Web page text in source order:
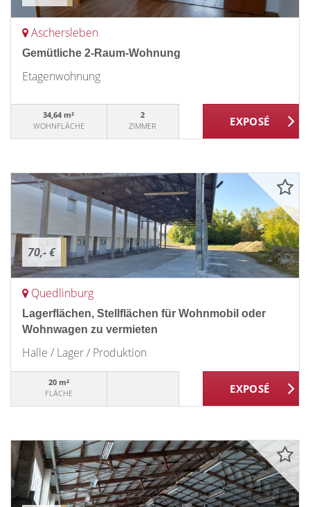
Aschersleben
Gemütliche 2-Raum-Wohnung
Etagenwohnung
34,64 m²
WOHNFLÄCHE
2
ZIMMER
70,- €
Quedlinburg
Lagerflächen, Stellflächen für Wohnmobil oder
Wohnwagen zu vermieten
Halle / Lager / Produktion
20 m²
FLÄCHE